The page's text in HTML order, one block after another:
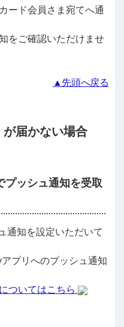
ード会員さま宛てへ通
をご確認いただけませ
▲先頭へ戻る
が届かない場合
プッシュ通知を受取
通知を設定いただいて
プリへのプッシュ通知
ついてはこちら